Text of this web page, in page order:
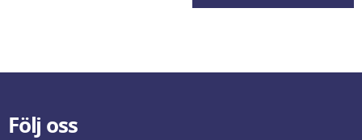
Följ oss